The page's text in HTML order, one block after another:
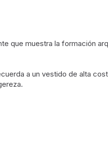
que muestra la formación
a un vestido de alta